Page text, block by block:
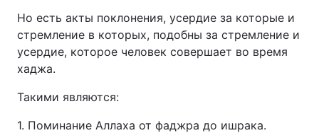
Но есть акты поклонения, усердие за которые и
стремление в которых, подобны за стремление и
усердие, которое человек совершает во время
хаджа.
Такими являются:
1. Поминание Аллаха от фаджра до ишрака.